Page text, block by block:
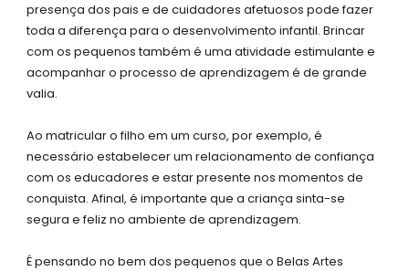
presença dos pais e de cuidadores afetuosos pode fazer
toda a diferença para o desenvolvimento infantil. Brincar
com os pequenos também é uma atividade estimulante e
acompanhar o processo de aprendizagem é de grande
valia.
Ao matricular o filho em um curso, por exemplo, é
necessário estabelecer um relacionamento de confiança
com os educadores e estar presente nos momentos de
conquista. Afinal, é importante que a criança sinta-se
segura e feliz no ambiente de aprendizagem.
É pensando no bem dos pequenos que o Belas Artes